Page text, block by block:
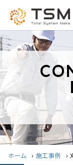
ホーム › 施工事例 ›